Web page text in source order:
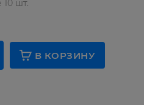
10 шт.
В КОРЗИНУ